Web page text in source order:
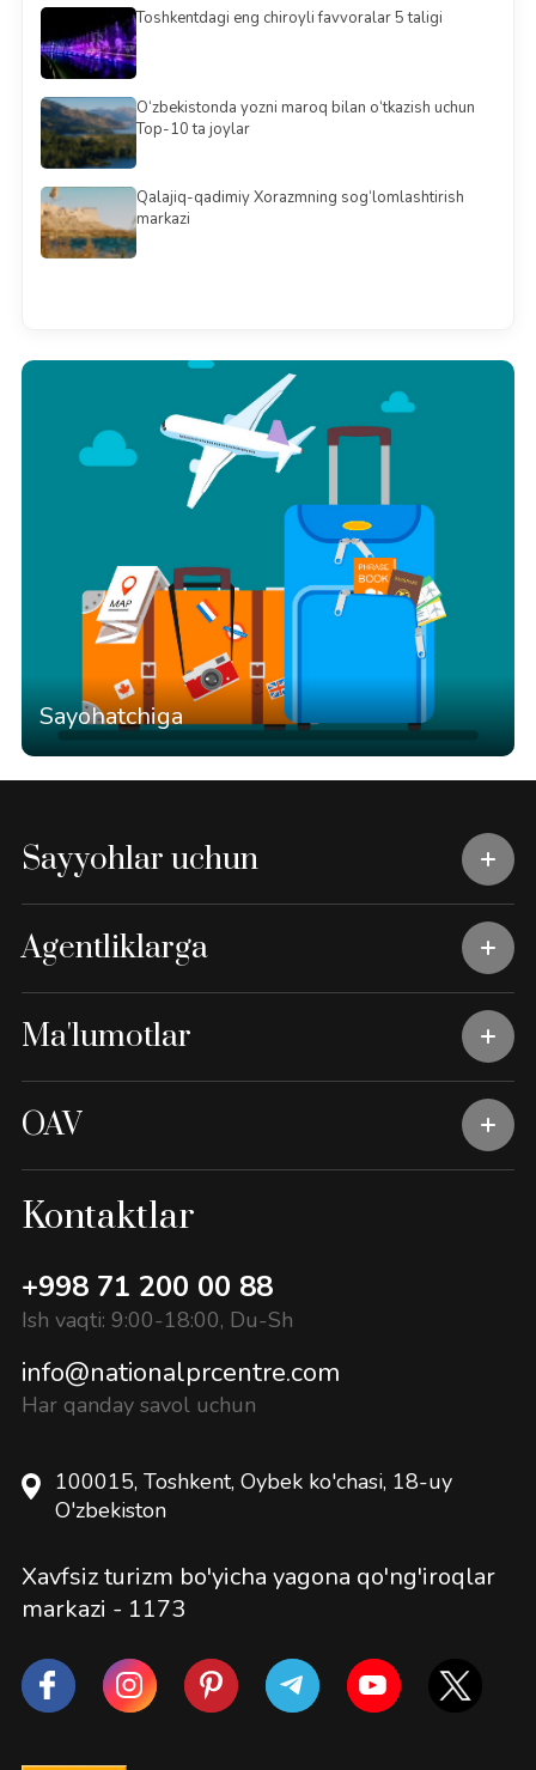
Toshkentdagi eng chiroyli favvoralar 5 taligi
O‘zbekistonda yozni maroq bilan o‘tkazish uchun
Top-10 ta joylar
Qalajiq-qadimiy Xorazmning sog‘lomlashtirish
markazi
Sayohatchiga
Sayyohlar uchun
Agentliklarga
Ma'lumotlar
OAV
Kontaktlar
+998 71 200 00 88
Ish vaqti: 9:00-18:00, Du-Sh
info@nationalprcentre.com
Har qanday savol uchun
100015, Toshkent, Oybek ko'chasi, 18-uy
O'zbekiston
Xavfsiz turizm bo'yicha yagona qo'ng'iroqlar
markazi - 1173